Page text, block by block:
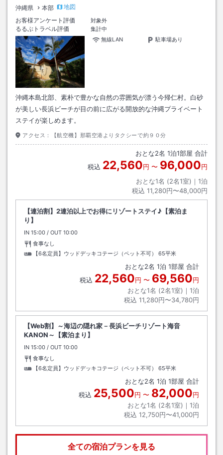
沖縄県 本部
地図
お客様アンケート評価
対象外
るるぶトラベル評価
集計中
無線LAN
駐車場あり
沖縄本島北部、素朴で豊かな自然の雰囲気が漂う今帰仁村。白砂
が美しい長浜ビーチが目の前に広がる開放的な沖縄プライベート
ステイが楽しめます。
アクセス： 【航空機】那覇空港よりタクシーで約９０分
おとな2名 1泊1部屋 合計
税込 22,560円 〜 96,000円
おとな1名 (2名1室)｜ 1泊
税込 11,280円〜48,000円
【連泊割】2連泊以上でお得にリゾートステイ♪【素泊ま
り】
IN チェックイン
15:00 / OUT チェックアウト
10:00
食事なし
【6名定員】ウッドデッキコテージ（ペット不可）
65平米
おとな2名 1泊 1部屋 合計
税込 22,560円 〜 69,560円
おとな1名 (2名1室)｜ 1泊
税込 11,280円〜34,780円
【Web割】～海辺の隠れ家－長浜ビーチリゾート海音
KANON～【素泊まり】
IN チェックイン
15:00 / OUT チェックアウト
10:00
食事なし
【6名定員】ウッドデッキコテージ（ペット不可）
65平米
おとな2名 1泊 1部屋 合計
税込 25,500円 〜 82,000円
おとな1名 (2名1室)｜ 1泊
税込 12,750円〜41,000円
全ての宿泊プランを見る